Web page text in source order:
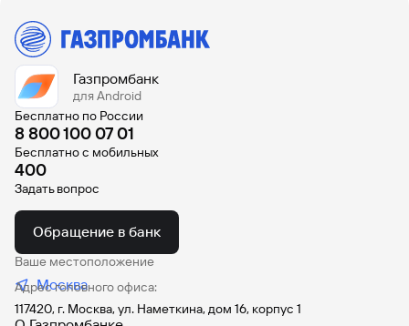
Газпромбанк
для Android
Бесплатно по России
8 800 100 07 01
Бесплатно с мобильных
400
Задать вопрос
Обращение в банк
Ваше местоположение
Москва
Адрес головного офиса:
117420, г. Москва, ул. Наметкина, дом 16, корпус 1